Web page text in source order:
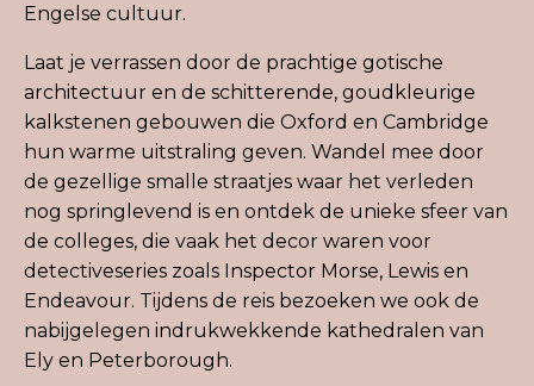
Engelse cultuur.
Laat je verrassen door de prachtige gotische
architectuur en de schitterende, goudkleurige
kalkstenen gebouwen die Oxford en Cambridge
hun warme uitstraling geven. Wandel mee door
de gezellige smalle straatjes waar het verleden
nog springlevend is en ontdek de unieke sfeer van
de colleges, die vaak het decor waren voor
detectiveseries zoals Inspector Morse, Lewis en
Endeavour. Tijdens de reis bezoeken we ook de
nabijgelegen indrukwekkende kathedralen van
Ely en Peterborough.